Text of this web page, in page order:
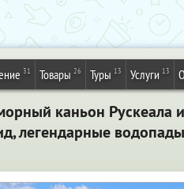
31 Товары 26 Туры 13 Услуги 13
каньон Рускеала
легендарные